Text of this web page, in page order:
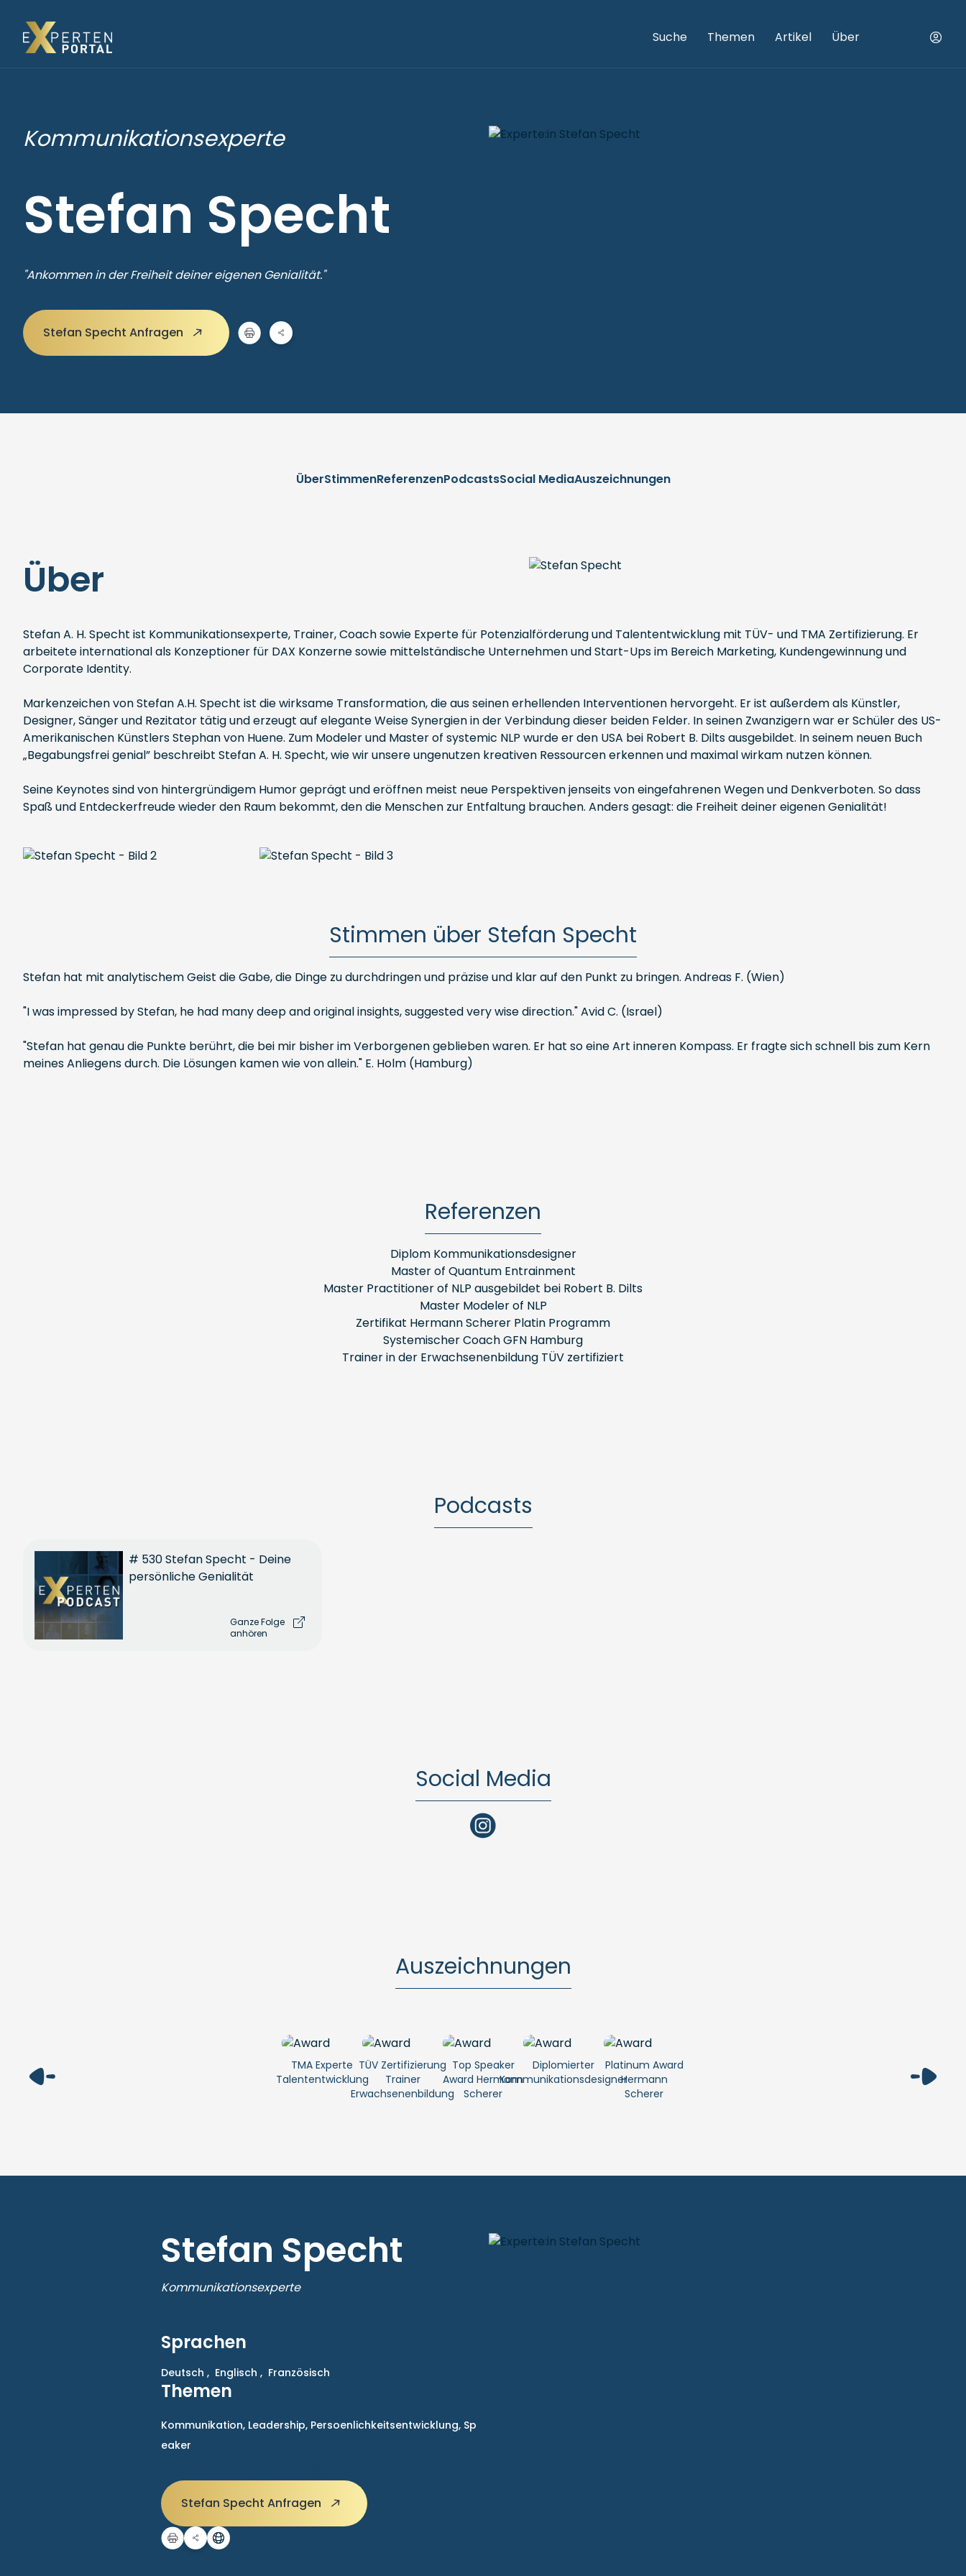
Suche Themen Artikel Über
Kommunikationsexperte
Stefan Specht
"Ankommen in der Freiheit deiner eigenen Genialität."
Stefan Specht Anfragen
ÜberStimmenReferenzenPodcastsSocial MediaAuszeichnungen
Über
Stefan A. H. Specht ist Kommunikationsexperte, Trainer, Coach sowie Experte für Potenzialförderung und Talententwicklung mit TÜV- und TMA Zertifizierung. Er
arbeitete international als Konzeptioner für DAX Konzerne sowie mittelständische Unternehmen und Start-Ups im Bereich Marketing, Kundengewinnung und
Corporate Identity.
Markenzeichen von Stefan A.H. Specht ist die wirksame Transformation, die aus seinen erhellenden Interventionen hervorgeht. Er ist außerdem als Künstler,
Designer, Sänger und Rezitator tätig und erzeugt auf elegante Weise Synergien in der Verbindung dieser beiden Felder. In seinen Zwanzigern war er Schüler des US-
Amerikanischen Künstlers Stephan von Huene. Zum Modeler und Master of systemic NLP wurde er den USA bei Robert B. Dilts ausgebildet. In seinem neuen Buch
„Begabungsfrei genial” beschreibt Stefan A. H. Specht, wie wir unsere ungenutzen kreativen Ressourcen erkennen und maximal wirkam nutzen können.
Seine Keynotes sind von hintergründigem Humor geprägt und eröffnen meist neue Perspektiven jenseits von eingefahrenen Wegen und Denkverboten. So dass
Spaß und Entdeckerfreude wieder den Raum bekommt, den die Menschen zur Entfaltung brauchen. Anders gesagt: die Freiheit deiner eigenen Genialität!
Stimmen über Stefan Specht
Stefan hat mit analytischem Geist die Gabe, die Dinge zu durchdringen und präzise und klar auf den Punkt zu bringen. Andreas F. (Wien)
"I was impressed by Stefan, he had many deep and original insights, suggested very wise direction." Avid C. (Israel)
"Stefan hat genau die Punkte berührt, die bei mir bisher im Verborgenen geblieben waren. Er hat so eine Art inneren Kompass. Er fragte sich schnell bis zum Kern
meines Anliegens durch. Die Lösungen kamen wie von allein." E. Holm (Hamburg)
Referenzen
Diplom Kommunikationsdesigner
Master of Quantum Entrainment
Master Practitioner of NLP ausgebildet bei Robert B. Dilts
Master Modeler of NLP
Zertifikat Hermann Scherer Platin Programm
Systemischer Coach GFN Hamburg
Trainer in der Erwachsenenbildung TÜV zertifiziert
Podcasts
# 530 Stefan Specht - Deine
persönliche Genialität
Ganze Folge
anhören
Social Media
Auszeichnungen
TMA Experte
Talententwicklung
TÜV Zertifizierung
Trainer
Erwachsenenbildung
Top Speaker
Award Hermann
Scherer
Diplomierter
Kommunikationsdesigner
Platinum Award
Hermann
Scherer
Stefan Specht
Kommunikationsexperte
Sprachen
Deutsch , Englisch , Französisch
Themen
Kommunikation, Leadership, Persoenlichkeitsentwicklung, Sp
eaker
Stefan Specht Anfragen